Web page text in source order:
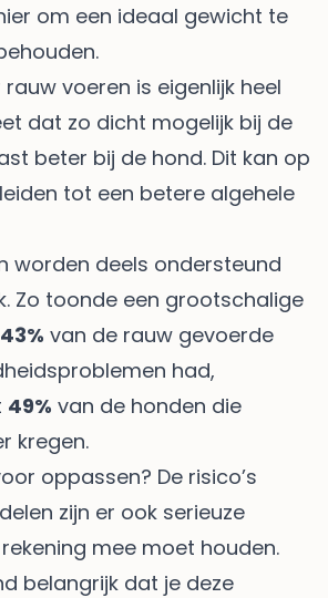
om een ideaal gewicht te
voeren is eigenlijk heel
dat zo dicht mogelijk bij de
beter bij de hond. Dit kan op
tot een betere algehele
worden deels ondersteund
Zo toonde een grootschalige
43% van de rauw gevoerde
had,
49% van de honden die
kregen.
oppassen? De risico’s
zijn er ook serieuze
mee moet houden.
belangrijk dat je deze